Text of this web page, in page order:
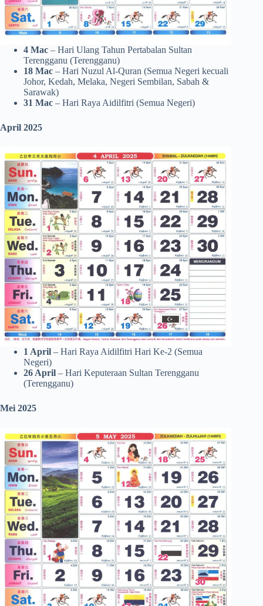
4 Mac – Hari Ulang Tahun Pertabalan Sultan
Terengganu (Terengganu)
18 Mac – Hari Nuzul Al-Quran (Semua Negeri kecuali
Johor, Kedah, Melaka, Negeri Sembilan, Sabah &
Sarawak)
31 Mac – Hari Raya Aidilfitri (Semua Negeri)
April 2025
1 April – Hari Raya Aidilfitri Hari Ke-2 (Semua
Negeri)
26 April – Hari Keputeraan Sultan Terengganu
(Terengganu)
Mei 2025